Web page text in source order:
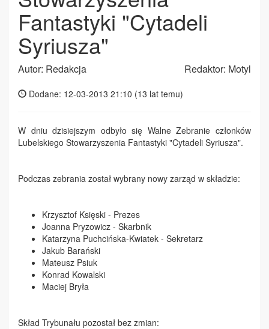
Fantastyki "Cytadeli
Syriusza"
Autor: Redakcja Redaktor: Motyl
Dodane: 12-03-2013 21:10 (13 lat temu)
W dniu dzisiejszym odbyło się Walne Zebranie członków
Lubelskiego Stowarzyszenia Fantastyki "Cytadeli Syriusza".
Podczas zebrania został wybrany nowy zarząd w składzie:
Krzysztof Księski - Prezes
Joanna Pryzowicz - Skarbnik
Katarzyna Puchcińska-Kwiatek - Sekretarz
Jakub Barański
Mateusz Psiuk
Konrad Kowalski
Maciej Bryła
Skład Trybunału pozostał bez zmian: